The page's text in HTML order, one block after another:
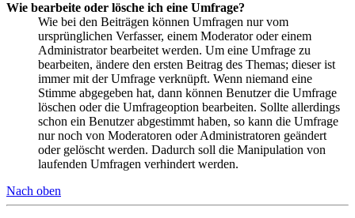
Wie bearbeite oder lösche ich eine Umfrage?
Wie bei den Beiträgen können Umfragen nur vom
ursprünglichen Verfasser, einem Moderator oder einem
Administrator bearbeitet werden. Um eine Umfrage zu
bearbeiten, ändere den ersten Beitrag des Themas; dieser ist
immer mit der Umfrage verknüpft. Wenn niemand eine
Stimme abgegeben hat, dann können Benutzer die Umfrage
löschen oder die Umfrageoption bearbeiten. Sollte allerdings
schon ein Benutzer abgestimmt haben, so kann die Umfrage
nur noch von Moderatoren oder Administratoren geändert
oder gelöscht werden. Dadurch soll die Manipulation von
laufenden Umfragen verhindert werden.
Nach oben